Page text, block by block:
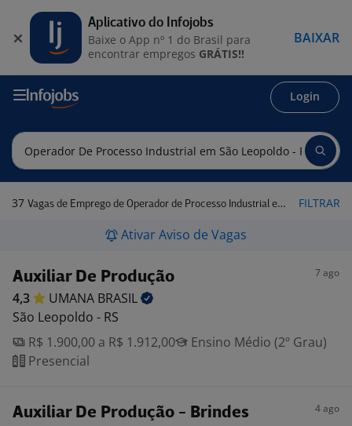
Login
37 Vagas de Emprego de Operador de Processo Industrial em São Leopoldo - RS FILTRAR
Ativar Aviso de Vagas
Auxiliar De Produção 7 ago
4,3 UMANA BRASIL
São Leopoldo - RS
R$ 1.900,00 a R$ 1.912,00
Ensino Médio (2º Grau)
Presencial
Auxiliar De Produção - Brindes
4 ago
Aplicativo do Infojobs
Baixe o App nº 1 do Brasil para
encontrar empregos GRÁTIS!!
BAIXAR